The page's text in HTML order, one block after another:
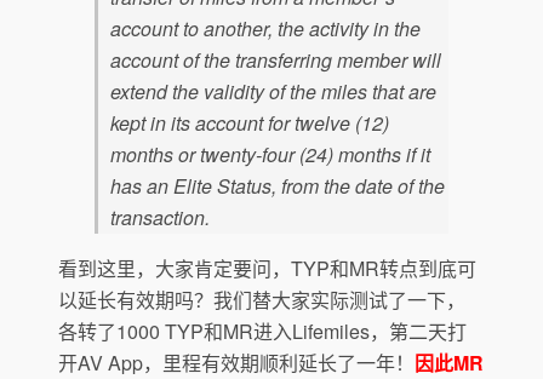
account to another, the activity in the
account of the transferring member will
extend the validity of the miles that are
kept in its account for twelve (12)
months or twenty-four (24) months if it
has an Elite Status, from the date of the
transaction.
看到这里，大家肯定要问，TYP和MR转点到底可
以延长有效期吗？我们替大家实际测试了一下，
各转了1000 TYP和MR进入Lifemiles，第二天打
开AV App，里程有效期顺利延长了一年！ 因此MR